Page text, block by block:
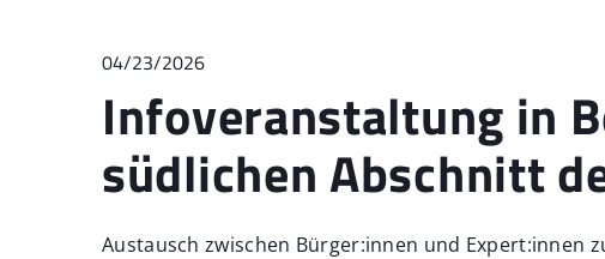
04/23/2026
Infoveranstaltung in
südlichen Abschnitt
Austausch zwischen Bürger:innen und Expert:innen